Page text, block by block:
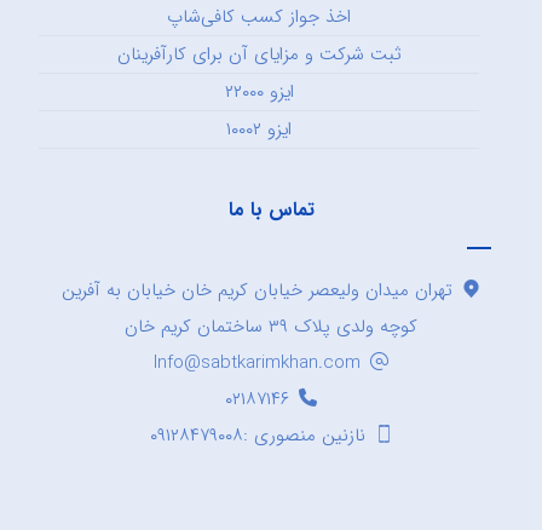
اخذ جواز کسب کافی‌شاپ
ثبت شرکت و مزایای آن برای کارآفرینان
ایزو ۲۲۰۰۰
ایزو ۱۰۰۰۲
تماس با ما
تهران میدان ولیعصر خیابان کریم خان خیابان به آفرین
کوچه ولدی پلاک ۳۹ ساختمان کریم خان
Info@sabtkarimkhan.com
۰۲۱۸۷۱۴۶
نازنین منصوری :۰۹۱۲۸۴۷۹۰۰۸